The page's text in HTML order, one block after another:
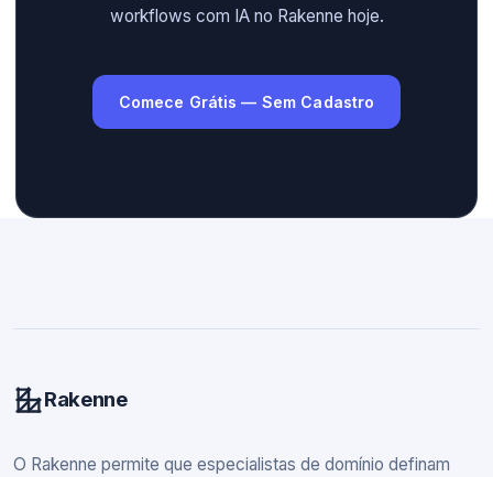
workflows com IA no Rakenne hoje.
Comece Grátis — Sem Cadastro
Rakenne
O Rakenne permite que especialistas de domínio definam